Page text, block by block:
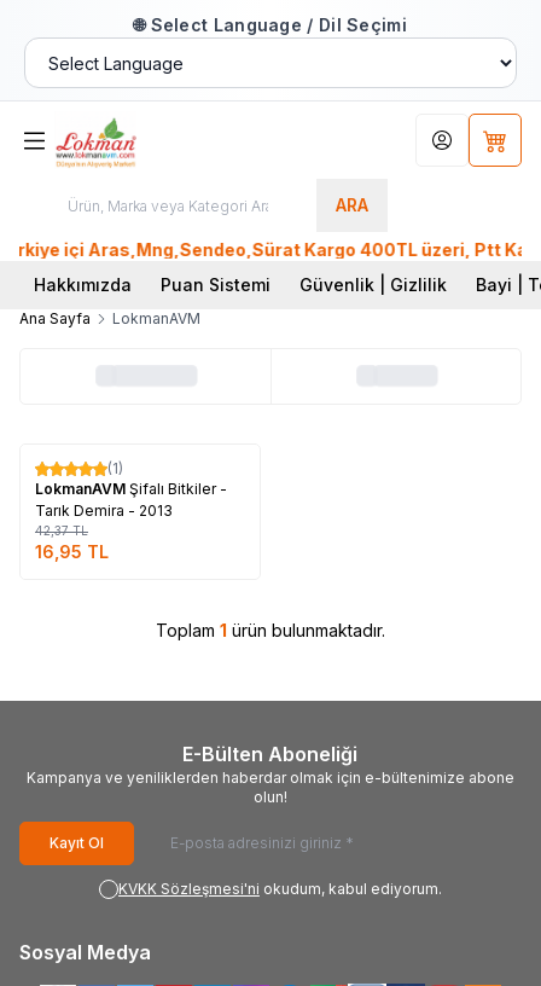
🌐 Select Language / Dil Seçimi
ARA
Hesabım
içi Aras,Mng,Sendeo,Sürat Kargo 400TL üzeri, Ptt Kargo
Hakkımızda
Puan Sistemi Güvenlik | Gizlilik Bayi |
Ana Sayfa LokmanAVM
%60
(1)
LokmanAVM Şifalı Bitkiler -
Tarık Demira - 2013
42,37TL
16,95 TL
Toplam 1 ürün bulunmaktadır.
E-Bülten Aboneliği
Kampanya ve yeniliklerden haberdar olmak için e-bültenimize abone
olun!
Kayıt Ol
KVKK Sözleşmesi'ni okudum, kabul ediyorum.
Sosyal Medya